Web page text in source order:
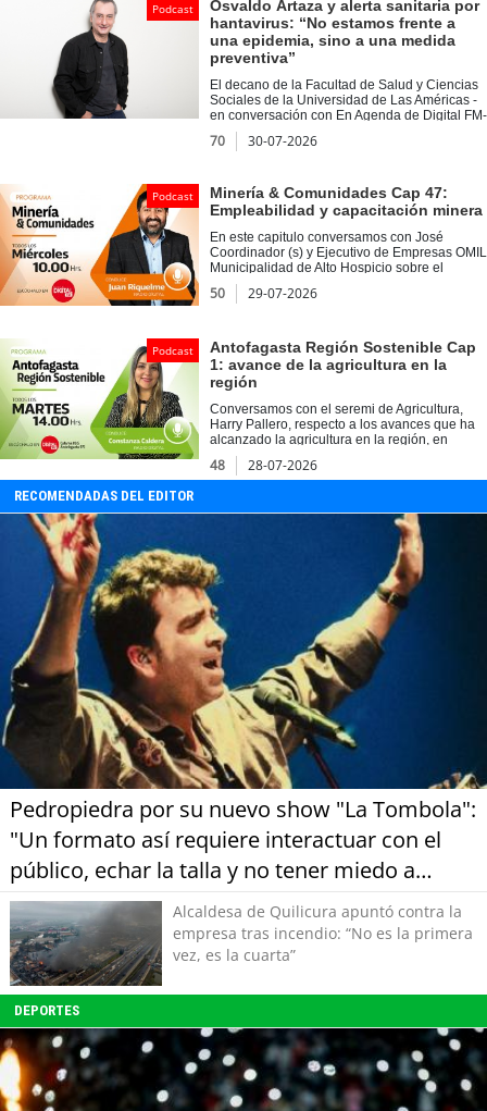
Podcast
Osvaldo Artaza y alerta sanitaria por
hantavirus: “No estamos frente a
una epidemia, sino a una medida
preventiva”
El decano de la Facultad de Salud y Ciencias
Sociales de la Universidad de Las Américas -
en conversación con En Agenda de Digital FM-
explicó que la alerta sanitaria decretada por el
Ministerio de Salud busca fortalecer la
70 30-07-2026
Podcast
Minería & Comunidades Cap 47:
Empleabilidad y capacitación minera
En este capitulo conversamos con José
Coordinador (s) y Ejecutivo de Empresas OMIL
Municipalidad de Alto Hospicio sobre el
desarrollo de las comunidades mineras a
través de la capacitación y oportunidades de
Diseño Comunitario “Barquito de Papel”.
50 29-07-2026
Podcast
Antofagasta Región Sostenible Cap
1: avance de la agricultura en la
región
Conversamos con el seremi de Agricultura,
Harry Pallero, respecto a los avances que ha
alcanzado la agricultura en la región, en
medio del desierto más árido del mundo.
Instancia, donde abordamos ejemplos
exitosos, como los agricultores de Alto La
Voces Sostenibles. Nos acompañó Rosa
Catalán, quien dio a conocer su
emprendimiento relacionado con el reciclaje y
las asesorías que realiza en materia de
innovación.
48 28-07-2026
RECOMENDADAS DEL EDITOR
Pedropiedra por su nuevo show "La Tombola":
"Un formato así requiere interactuar con el
público, echar la talla y no tener miedo a
equivocarse"
Alcaldesa de Quilicura apuntó contra la
empresa tras incendio: “No es la primera
vez, es la cuarta”
DEPORTES